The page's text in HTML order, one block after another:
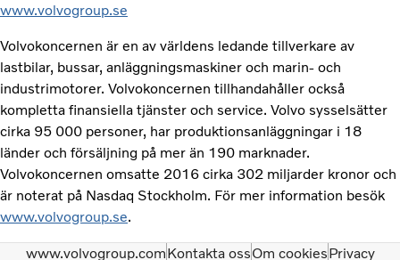
www.volvogroup.se
Volvokoncernen är en av världens ledande tillverkare av
lastbilar, bussar, anläggningsmaskiner och marin- och
industrimotorer. Volvokoncernen tillhandahåller också
kompletta finansiella tjänster och service. Volvo sysselsätter
cirka 95 000 personer, har produktionsanläggningar i 18
länder och försäljning på mer än 190 marknader.
Volvokoncernen omsatte 2016 cirka 302 miljarder kronor och
är noterat på Nasdaq Stockholm. För mer information besök
www.volvogroup.se.
www.volvogroup.comKontakta ossOm cookiesPrivacy